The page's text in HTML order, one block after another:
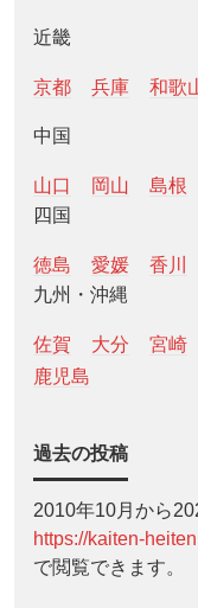
近畿
京都 兵庫 和歌
中国
山口 岡山 島根
四国
徳島 愛媛 香川
九州・沖縄
佐賀 大分 宮崎
鹿児島
過去の投稿
2010年10月から
https://kaiten-
で閲覧できます。